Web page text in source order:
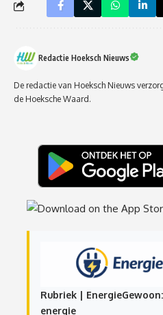
Redactie Hoeksch Nieuws
De redactie van Hoeksch Nieuws
de Hoeksche Waard.
Rubriek |
energie